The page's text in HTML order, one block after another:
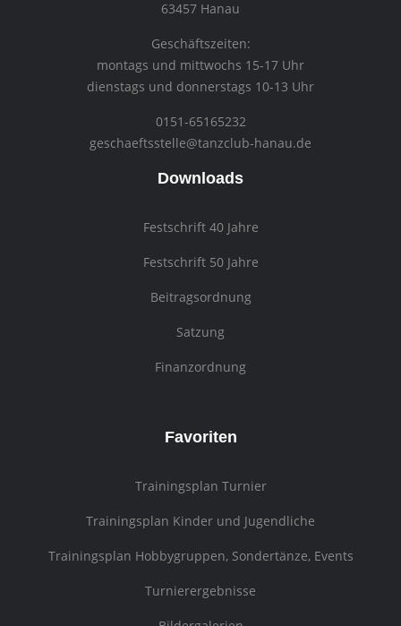
63457 Hanau
Geschäftszeiten:
montags und mittwochs 15-17 Uhr
dienstags und donnerstags 10-13 Uhr
0151-65165232
geschaeftsstelle@tanzclub-hanau.de
Downloads
Festschrift 40 Jahre
Festschrift 50 Jahre
Beitragsordnung
Satzung
Finanzordnung
Favoriten
Trainingsplan Turnier
Trainingsplan Kinder und Jugendliche
Trainingsplan Hobbygruppen, Sondertänze, Events
Turnierergebnisse